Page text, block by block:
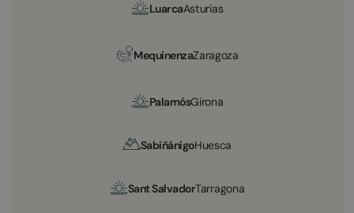
LuarcaAsturias
MequinenzaZaragoza
PalamósGirona
SabiñánigoHuesca
Sant SalvadorTarragona